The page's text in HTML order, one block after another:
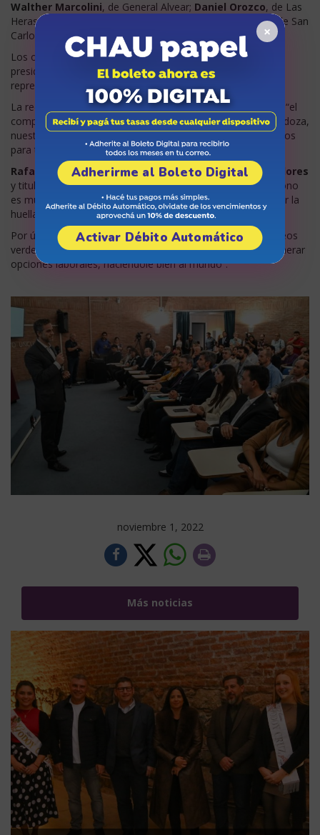
Walther Marcolini, de General Alvear; Daniel Orozco, de Las
Heras;
Rolando Scanio, de San
Carlos.
Los otros municipios, excepto Tunuyán, enviaron a los
presidentes de sus concejos deliberantes u otros
representantes.
La rectora de la UNCuyo,Esther Sánchez, manifestó que “el
compromiso es histórico” y que “la idea es trascender Mendoza,
nuestra cultura, y ver cómo entre todos podemos inspirarnos
para tener un mundo mejor”.
Rafael Kemelmajer, en tanto, desde la Red de Polinizadores
y titular del Polo TIC, dijo que “una economía baja en carbono
es mucho más competitiva” y señaló la “necesidad de medir la
huella de carbono”.
Por último, analizó que es “una oportunidad de crear empleos
verdes, estamos a tiempo de preparar a las personas y generar
opciones laborales, haciéndole bien al mundo”.
noviembre 1, 2022
Más noticias
×
Adherirme al Boleto Digital
Activar Débito Automático